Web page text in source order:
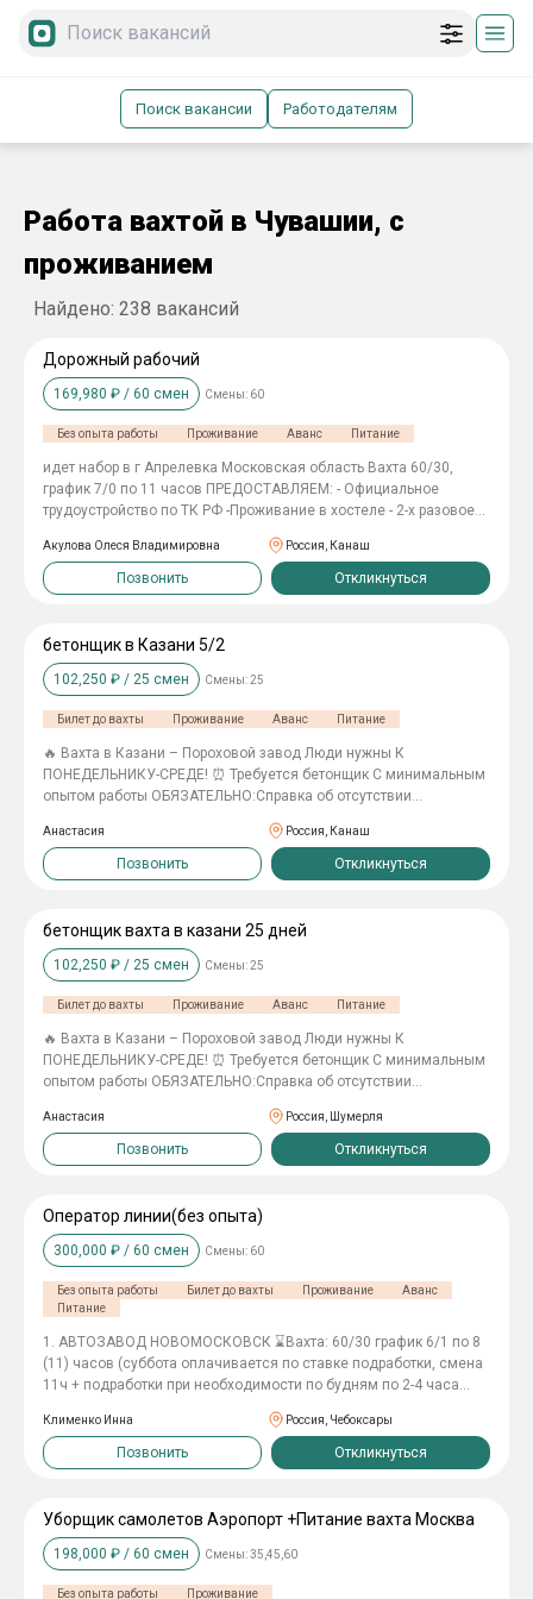
Поиск вакансии Работодателям
Работа вахтой в Чувашии, с
проживанием
Найдено: 238 вакансий
Дорожный рабочий
169,980 ₽ / 60 смен Смены: 60
Без опыта работы Проживание Аванс Питание
идет набор в г Апрелевка Московская область Вахта 60/30,
график 7/0 по 11 часов ПРЕДОСТАВЛЯЕМ: - Официальное
трудоустройство по ТК РФ -Проживание в хостеле - 2-х разовое
вахту и с вахты (компенсация 4000 рублей) -Выплаты два раза в
месяц
Акулова Олеся Владимировна Россия, Канаш
Позвонить Откликнуться
бетонщик в Казани 5/2
102,250 ₽ / 25 смен Смены:25
Билет до вахты Проживание Аванс Питание
🔥 Вахта в Казани – Пороховой завод Люди нужны К
ПОНЕДЕЛЬНИКУ-СРЕДЕ! ⏰ Требуется бетонщик С минимальным
опытом работы ОБЯЗАТЕЛЬНО:Справка об отсутствии
по 10 часов Мы предлагаем: ✅ Официальное трудоустройство
по ТК РФ ✅ Проживание в уютной квартире ✅ Суточные – 500
руб./день ✅ Спецодежда – за счёт компании ✅ Билеты на вахту
Анастасия Россия, Канаш
Позвонить Откликнуться
бетонщик вахта в казани 25 дней
102,250 ₽ / 25 смен Смены:25
Билет до вахты Проживание Аванс Питание
🔥 Вахта в Казани – Пороховой завод Люди нужны К
ПОНЕДЕЛЬНИКУ-СРЕДЕ! ⏰ Требуется бетонщик С минимальным
опытом работы ОБЯЗАТЕЛЬНО:Справка об отсутствии
по 10 часов Мы предлагаем: ✅ Официальное трудоустройство
по ТК РФ ✅ Проживание в уютной квартире ✅ Суточные – 500
руб./день ✅ Спецодежда – за счёт компании ✅ Билеты на вахту
Анастасия Россия, Шумерля
Позвонить Откликнуться
Оператор линии(без опыта)
300,000 ₽ / 60 смен Смены: 60
Без опыта работы Билет до вахты Проживание
Аванс
Питание
1. АВТОЗАВОД НОВОМОСКОВСК ⌛Вахта: 60/30 график 6/1 по 8
(11) часов (суббота оплачивается по ставке подработки, смена
11ч + подработки при необходимости по будням по 2-4 часа
НОЧЬ(17:20 - 02:10) ❗️Оператор линии сборки для мужчин и
женщин❗️ 5/2 по 8 + подработки по 2 часа по будням перед
сменой + суббота оплачивается по ставке подработки в
4880 руб), ночь - 500 р/час (3840 руб + 1200 = 5040 руб)
подработка - 600 р/ч, праздники и выходные - 650 р/час,
суббота: 7150 рублей ЗП: 143 000 рублей за месяц Женщины:
Клименко Инна Россия, Чебоксары
Позвонить Откликнуться
Уборщик самолетов Аэропорт +Питание вахта Москва
198,000 ₽ / 60 смен Смены:35,45,60
Без опыта работы Проживание